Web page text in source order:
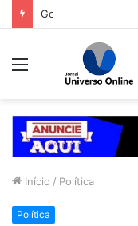
Menu
Início / Política
Política